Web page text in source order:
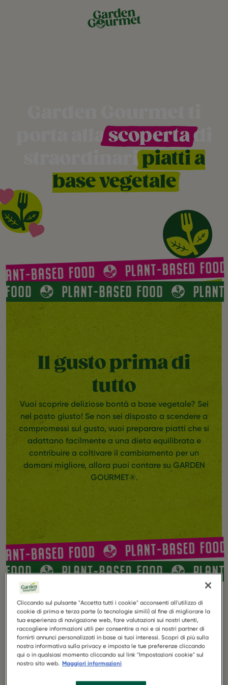
porta allascopertadi
straordinaripiatti a
base vegetale
BASED FOOD PLANT-BASED FOOD
PLANT-BASED FOOD
Il gusto prima di
tutto
Vuoi scoprire deliziose bontà a base vegetale? Sei
nel posto giusto! Se non sei disposto a scendere a
compromessi sul gusto, vuoi preparare piatti che si
adattano facilmente a una dieta equilibrata e
contribuire a coltivare il cambiamento per un
domani migliore, allora puoi contare su GARDEN
GOURMET®.
BASED FOOD PLANT-BASED FOOD
FOOD PLANT-BASED FOOD
Scopri tutto il gusto del
plant-based
GUARDA TUTTI I PRODOTTI
Cliccando sul pulsante "Accetta tutti i cookie" acconsenti all'utilizzo di
cookie di prima e terza parte (o tecnologie simili) al fine di migliorare la
tua esperienza di navigazione web, fare valutazioni sui nostri utenti,
raccogliere informazioni utili per consentire a noi e ai nostri partner di
fornirti annunci personalizzati in base ai tuoi interessi. Scopri di più sulla
nostra informativa sulla privacy e imposta le tue preferenze cliccando
qui o in qualsiasi momento cliccando sul link "Impostazioni cookie" sul
nostro sito web. Maggiori informazioni